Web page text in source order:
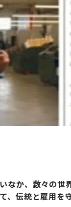
なか、数々の世
伝統と雇用を